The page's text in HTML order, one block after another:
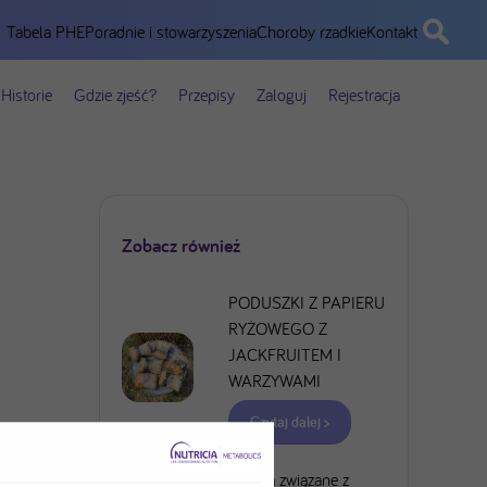
Tabela PHEPoradnie i stowarzyszeniaChoroby rzadkieKontakt
Gdzie zjeść? Przepisy Zaloguj Rejestracja
Zobacz również
PODUSZKI Z PAPIERU
RYŻOWEGO Z
JACKFRUITEM I
WARZYWAMI
Czytaj dalej >
Ryzyka związane z